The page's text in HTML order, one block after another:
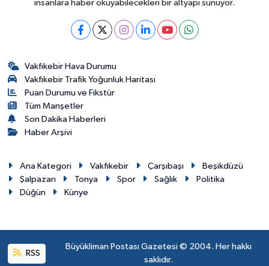
insanlara haber okuyabilecekleri bir altyapı sunuyor.
Vakfıkebir Hava Durumu
Vakfıkebir Trafik Yoğunluk Haritası
Puan Durumu ve Fikstür
Tüm Manşetler
Son Dakika Haberleri
Haber Arşivi
Ana Kategori Vakfıkebir Çarşıbaşı
Beşikdüzü
Şalpazarı
Tonya Spor Sağlık
Politika
Düğün
Künye
RSS
Büyükliman Postası Gazetesi © 2004. Her hakkı
saklıdır.